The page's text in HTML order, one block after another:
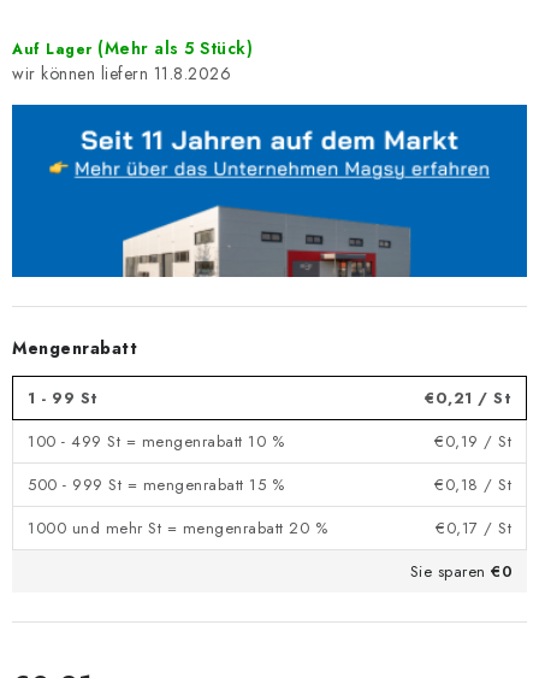
Auf Lager (Mehr als 5 Stück)
11.8.2026
Mengenrabatt
1 - 99 St €0,21 / St
100 - 499 St = mengenrabatt 10 %
€0,19 / St
500 - 999 St = mengenrabatt 15 %
€0,18 / St
1000 und mehr St = mengenrabatt 20 %
€0,17 / St
Sie sparen €0